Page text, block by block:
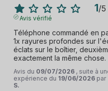
1/5
Avis vérifié
Téléphone commandé en
1x rayures profondes sur
éclats sur le boîtier,
exactement la même chose.
Avis du 09/07/2026 , suite à
expérience du 19/06/2026 par
S.